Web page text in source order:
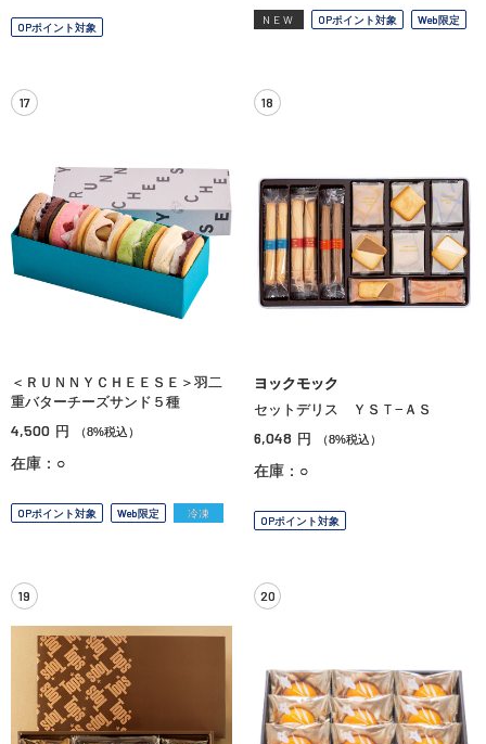
OPポイント対象
NEW OPポイント対象 Web限定
17
＜ＲＵＮＮＹＣＨＥＥＳＥ＞羽二
重バターチーズサンド５種
4,500 円 （8%税込）
在庫：○
OPポイント対象 Web限定 冷凍
18
ヨックモック
セットデリス ＹＳＴ−ＡＳ
6,048 円 （8%税込）
在庫：○
OPポイント対象
19 20